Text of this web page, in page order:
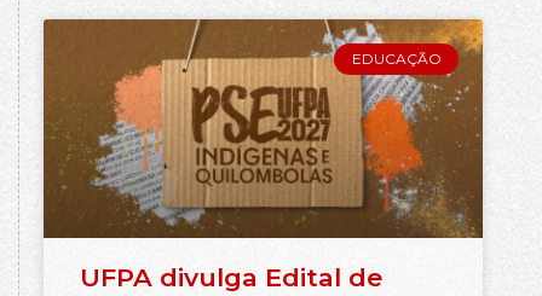
EDUCAÇÃO
UFPA divulga Edital de